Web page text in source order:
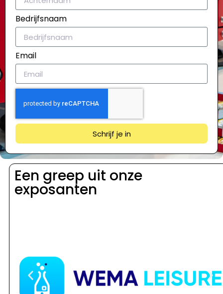
Bedrijfsnaam
Email
Schrijf je in
Een greep uit onze
exposanten